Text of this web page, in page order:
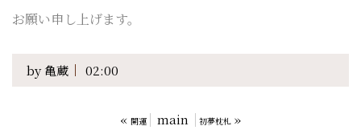
お願い申し上げます。
by亀蔵 02:00
« 開運 main 初夢枕札 »